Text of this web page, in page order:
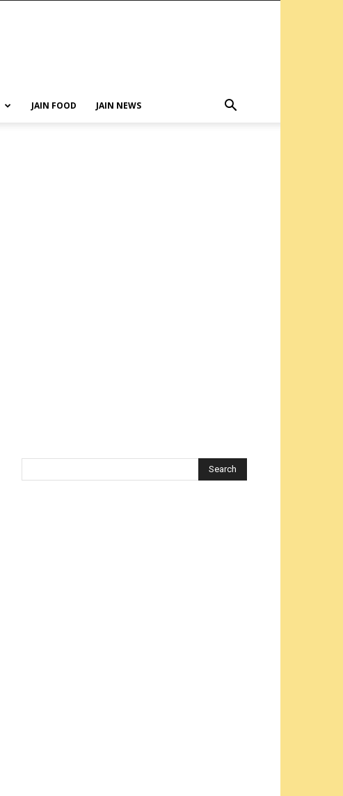
JAIN FOOD JAIN NEWS